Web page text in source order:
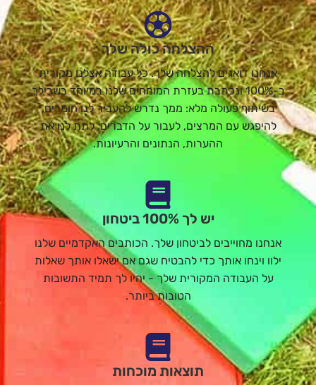
ההצלחה כולה שלך
אנחנו דואגים להצלחה שלך. כל עבודה אצלנו מקורית
ב-100% ונכתבת בעזרת המומחים שלנו במיוחד בשבילך
בשיתוף פעולה מלא: ממך נדרש להעביר לנו חומרים,
להיפגש עם המרצים, לעבור על הדברים, לתת לנו את
ההערות, הנתונים והרעיונות.
יש לך 100% ביטחון
אנחנו מחוייבים לביטחון שלך. הכותבים האקדמיים שלנו
ילוו וינחו אותך כדי להבטיח שגם אם ישאלו אותך שאלות
על העבודה המקורית שלך - יהיו לך תמיד התשובות
הטובות ביותר.
תוצאות מוכחות